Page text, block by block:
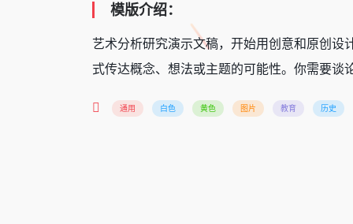
模版介绍：
艺术分析研究演示文稿，开始用创意和原创
式传达概念、想法或主题的可能性。你需要谈
通用 白色 黄色 图片 教育 历史